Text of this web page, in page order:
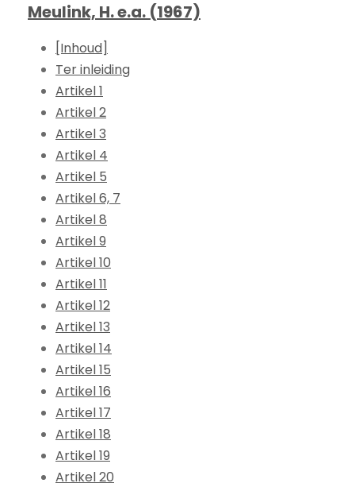
Meulink, H. e.a. (1967)
[Inhoud]
Ter inleiding
Artikel 1
Artikel 2
Artikel 3
Artikel 4
Artikel 5
Artikel 6, 7
Artikel 8
Artikel 9
Artikel 10
Artikel 11
Artikel 12
Artikel 13
Artikel 14
Artikel 15
Artikel 16
Artikel 17
Artikel 18
Artikel 19
Artikel 20